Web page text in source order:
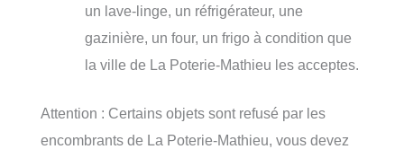
un lave-linge, un réfrigérateur, une
gazinière, un four, un frigo à condition que
la ville de La Poterie-Mathieu les acceptes.
Attention : Certains objets sont refusé par les
encombrants de La Poterie-Mathieu, vous devez